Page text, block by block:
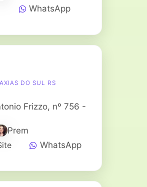
WhatsApp
DO SUL RS
Frizzo, nº 756 -
Prem
WhatsApp